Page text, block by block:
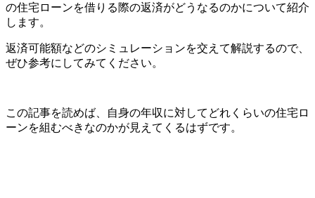
の住宅ローンを借りる際の返済がどうなるのかについて紹介
します。
返済可能額などのシミュレーションを交えて解説するので、
ぜひ参考にしてみてください。
この記事を読めば、自身の年収に対してどれくらいの住宅ロ
ーンを組むべきなのかが見えてくるはずです。